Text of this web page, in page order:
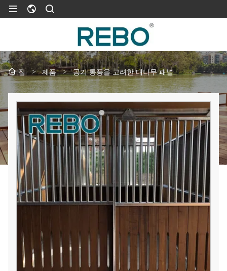
집 > 제품 > 공기 통풍을 고려한 대나무 패널